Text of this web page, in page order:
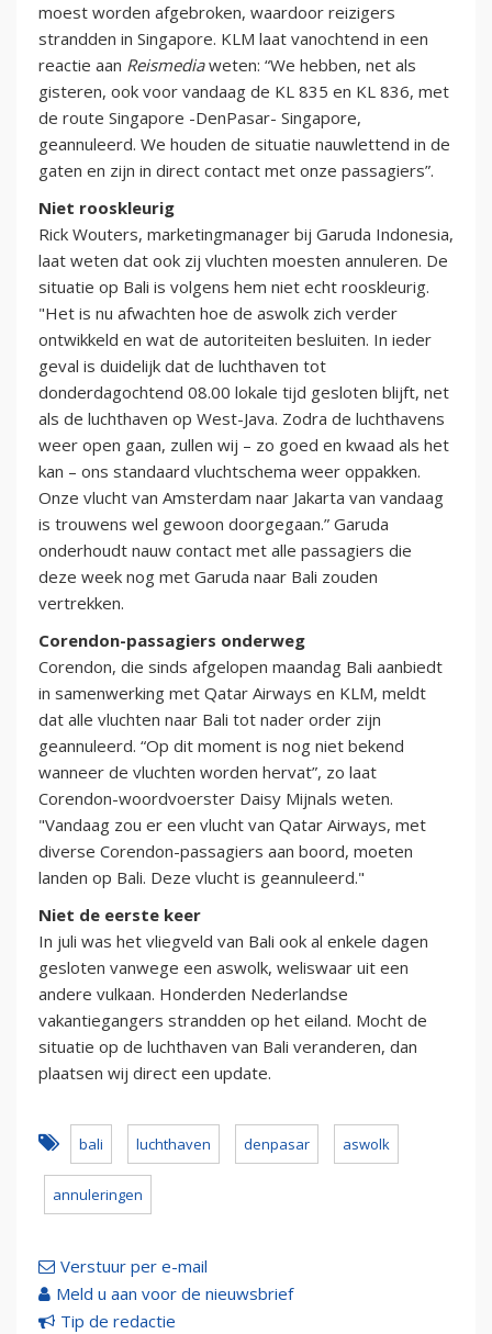
moest worden afgebroken, waardoor reizigers
strandden in Singapore. KLM laat vanochtend in een
reactie aan Reismediaweten: “We hebben, net als
gisteren, ook voor vandaag de KL 835 en KL 836, met
de route Singapore -DenPasar- Singapore,
geannuleerd. We houden de situatie nauwlettend in de
gaten en zijn in direct contact met onze passagiers”.
Niet rooskleurig
Rick Wouters, marketingmanager bij Garuda Indonesia,
laat weten dat ook zij vluchten moesten annuleren. De
situatie op Bali is volgens hem niet echt rooskleurig.
"Het is nu afwachten hoe de aswolk zich verder
ontwikkeld en wat de autoriteiten besluiten. In ieder
geval is duidelijk dat de luchthaven tot
donderdagochtend 08.00 lokale tijd gesloten blijft, net
als de luchthaven op West-Java. Zodra de luchthavens
weer open gaan, zullen wij – zo goed en kwaad als het
kan – ons standaard vluchtschema weer oppakken.
Onze vlucht van Amsterdam naar Jakarta van vandaag
is trouwens wel gewoon doorgegaan.” Garuda
onderhoudt nauw contact met alle passagiers die
deze week nog met Garuda naar Bali zouden
vertrekken.
Corendon-passagiers onderweg
Corendon, die sinds afgelopen maandag Bali aanbiedt
in samenwerking met Qatar Airways en KLM, meldt
dat alle vluchten naar Bali tot nader order zijn
geannuleerd. “Op dit moment is nog niet bekend
wanneer de vluchten worden hervat”, zo laat
Corendon-woordvoerster Daisy Mijnals weten.
"Vandaag zou er een vlucht van Qatar Airways, met
diverse Corendon-passagiers aan boord, moeten
landen op Bali. Deze vlucht is geannuleerd."
Niet de eerste keer
In juli was het vliegveld van Bali ook al enkele dagen
gesloten vanwege een aswolk, weliswaar uit een
andere vulkaan. Honderden Nederlandse
vakantiegangers strandden op het eiland. Mocht de
situatie op de luchthaven van Bali veranderen, dan
plaatsen wij direct een update.
bali luchthaven denpasar aswolk
annuleringen
Verstuur per e-mail
Meld u aan voor de nieuwsbrief
Tip de redactie